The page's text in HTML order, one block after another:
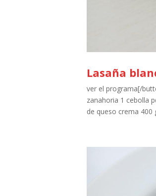
Lasaña
ver el programa[/
zanahoria 1 cebolla
de queso crema 400